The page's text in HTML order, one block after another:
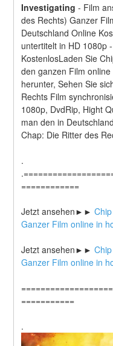
Investigating - Film
des Rechts) Ganzer
Deutschland Online
untertitelt in HD 1080p
KostenlosLaden Sie
den ganzen Film
herunter, Sehen Sie
Rechts Film
1080p, DvdRip, Hight
man den in
Chap: Die Ritter des
.
============
Jetzt ansehen►►
Ganzer Film online in
Jetzt ansehen►►
Ganzer Film online in
===========
.